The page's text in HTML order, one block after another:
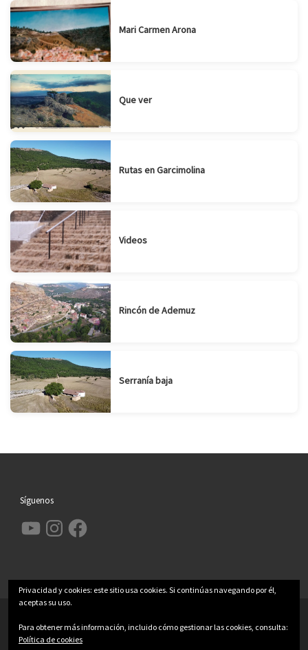
Mari Carmen Arona
Que ver
Rutas en Garcimolina
Videos
Rincón de Ademuz
Serranía baja
Síguenos
YouTube InstagramFacebook
Funciona con
Privacidad y cookies: este sitio usa cookies. Si continúas navegando por él,
aceptas su uso.
Para obtener más información, incluido cómo gestionar las cookies, consulta:
Política de cookies